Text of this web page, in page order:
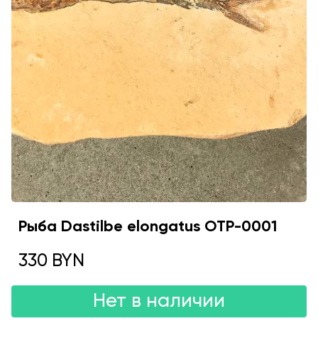
Рыба Dastilbe elongatus OTP-0001
330 BYN
Нет в наличии